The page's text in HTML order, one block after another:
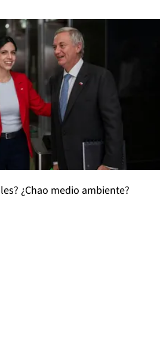
¿Chao medio ambiente?